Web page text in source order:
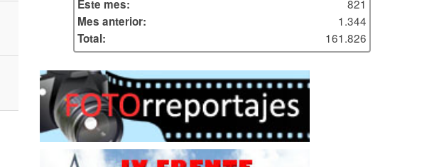
Este mes:
821
Mes anterior:
1.344
Total:
161.826